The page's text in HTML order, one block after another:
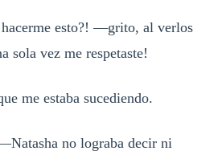
esto?! —grito, al verlos
sola vez me respetaste!
me estaba sucediendo.
no lograba decir ni